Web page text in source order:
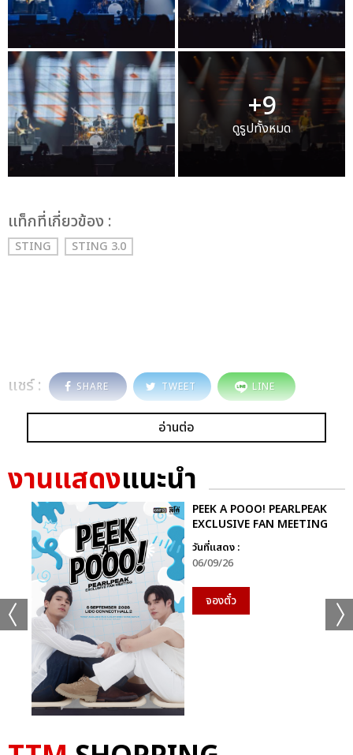
+9
ดูรูปทั้งหมด
เเท็กที่เกี่ยวข้อง :
STING STING 3.0
แชร์ : SHARE TWEET LINE
อ่านต่อ
งานแสดงแนะนำ
PEEK A POOO! PEARLPEAK
EXCLUSIVE FAN MEETING
วันที่แสดง :
06/09/26
จองตั๋ว